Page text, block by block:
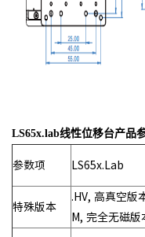
LS65x.lab线性位移台产品
参数项 LS65x.Lab
特殊版本
.HV, 高真空版
M, 完全无磁版